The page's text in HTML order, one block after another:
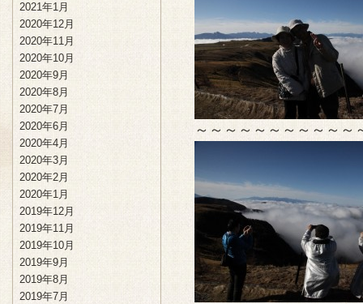
～～～～～～～～～～～
2021年1月
2020年12月
2020年11月
2020年10月
2020年9月
2020年8月
2020年7月
2020年6月
2020年4月
2020年3月
2020年2月
2020年1月
2019年12月
2019年11月
2019年10月
2019年9月
2019年8月
2019年7月